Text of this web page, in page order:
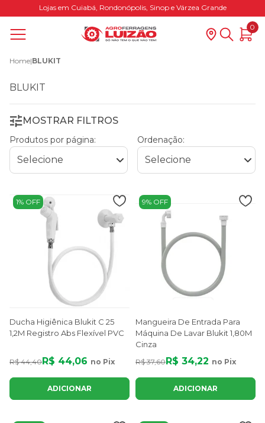
Lojas em Cuiabá, Rondonópolis, Sinop e Várzea Grande
0
Home|BLUKIT
BLUKIT
MOSTRAR FILTROS
Produtos por página: Ordenação:
1% OFF
Ducha Higiênica Blukit C 25
1,2M Registro Abs Flexível PVC
R$ 44,40R$ 44,06 no Pix
ADICIONAR
9% OFF
Mangueira De Entrada Para
Máquina De Lavar Blukit 1,80M
Cinza
R$ 37,60R$ 34,22 no Pix
ADICIONAR